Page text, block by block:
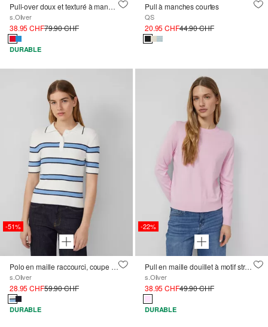
Pull-over doux et texturé à manches 3/4 chauve-souris
s.Oliver
38.95 CHF79.90 CHF
DURABLE
Pull à manches courtes
QS
20.95 CHF44.90 CHF
-51%
Polo en maille raccourci, coupe slim
s.Oliver
28.95 CHF59.90 CHF
DURABLE
-22%
Pull en maille douillet à motif structuré et intérieur chaud
s.Oliver
38.95 CHF49.90 CHF
DURABLE